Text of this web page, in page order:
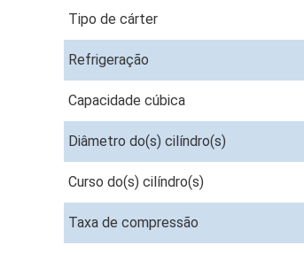
Tipo de cárter
Refrigeração
Capacidade cúbica
Diâmetro do(s) cilíndro(s)
Curso do(s) cilíndro(s)
Taxa de compressão